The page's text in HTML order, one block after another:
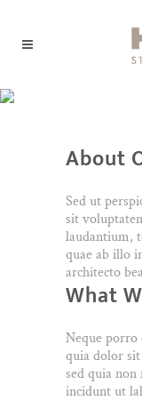
About
Sed ut
sit
laudantium,
quae ab illo
architecto
What
Neque porro
quia dolor
sed quia
incidunt ut